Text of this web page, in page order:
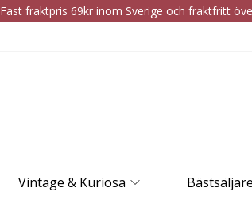
Fast fraktpris 69kr inom Sverige och fraktfritt
Vintage & Kuriosa Bästsäljare